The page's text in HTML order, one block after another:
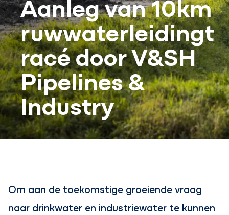
ruwwaterleidingt
racé door V&SH
Pipelines &
Industry
Om aan de toekomstige groeiende vraag
naar drinkwater en industriewater te kunnen